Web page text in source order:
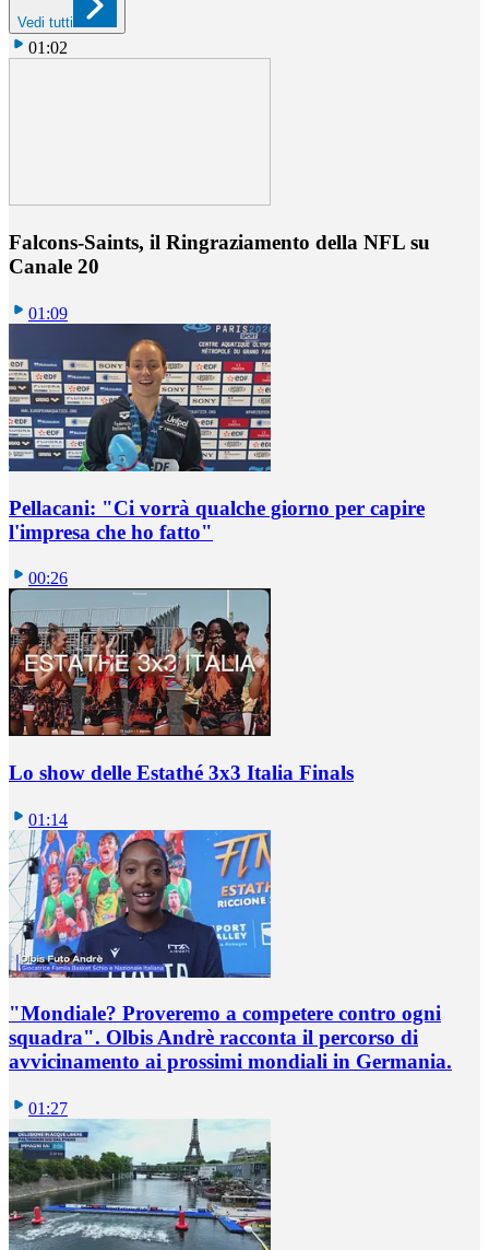
Vedi tutti
01:02
Falcons-Saints, il Ringraziamento della NFL su
Canale 20
01:09
Pellacani: "Ci vorrà qualche giorno per capire
l'impresa che ho fatto"
00:26
Lo show delle Estathé 3x3 Italia Finals
01:14
"Mondiale? Proveremo a competere contro ogni
squadra". Olbis Andrè racconta il percorso di
avvicinamento ai prossimi mondiali in Germania.
01:27